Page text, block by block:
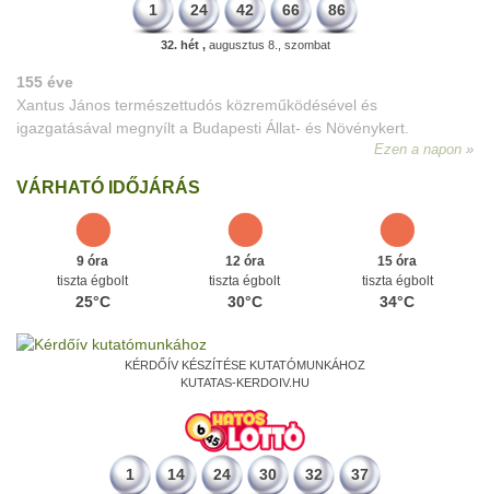
1 24 42 66 86
32. hét ,augusztus 8., szombat
155 éve
Xantus János természettudós közreműködésével és
igazgatásával megnyílt a Budapesti Állat- és Növénykert.
Ezen a napon
VÁRHATÓ IDŐJÁRÁS
9 óra
tiszta égbolt
25°C
12 óra
tiszta égbolt
30°C
15 óra
tiszta égbolt
34°C
KÉRDŐÍV KÉSZÍTÉSE KUTATÓMUNKÁHOZ
KUTATAS-KERDOIV.HU
1 14 24 30 32 37